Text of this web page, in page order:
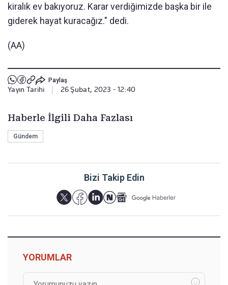
kiralık ev bakıyoruz. Karar verdiğimizde başka bir ile
giderek hayat kuracağız." dedi.
(AA)
Paylaş
Yayın Tarihi | 26 Şubat, 2023 - 12:40
Haberle İlgili Daha Fazlası
Gündem
Bizi Takip Edin
YORUMLAR